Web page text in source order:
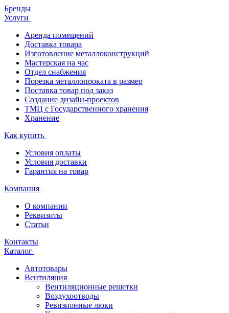
Бренды
Услуги
Аренда помещений
Доставка товара
Изготовление металлоконструкций
Мастерская на час
Отдел снабжения
Порезка металлопроката в размер
Поставка товар под заказ
Создание дизайн-проектов
ТМЦ с Государственного хранения
Хранение
Как купить
Условия оплаты
Условия доставки
Гарантия на товар
Компания
О компании
Реквизиты
Статьи
Контакты
Каталог
Автотовары
Вентиляция
Вентиляционные решетки
Воздухоотводы
Ревизионные люки